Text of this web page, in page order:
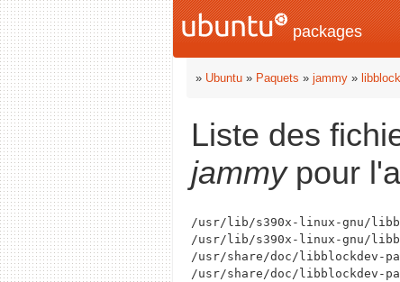
packages
» Ubuntu » Paquets » jammy »
Liste des
jammypour
/usr/lib/s390x-linux-gnu/
/usr/lib/s390x-linux-gnu/
/usr/share/doc/libblockdev-
/usr/share/doc/libblockdev-